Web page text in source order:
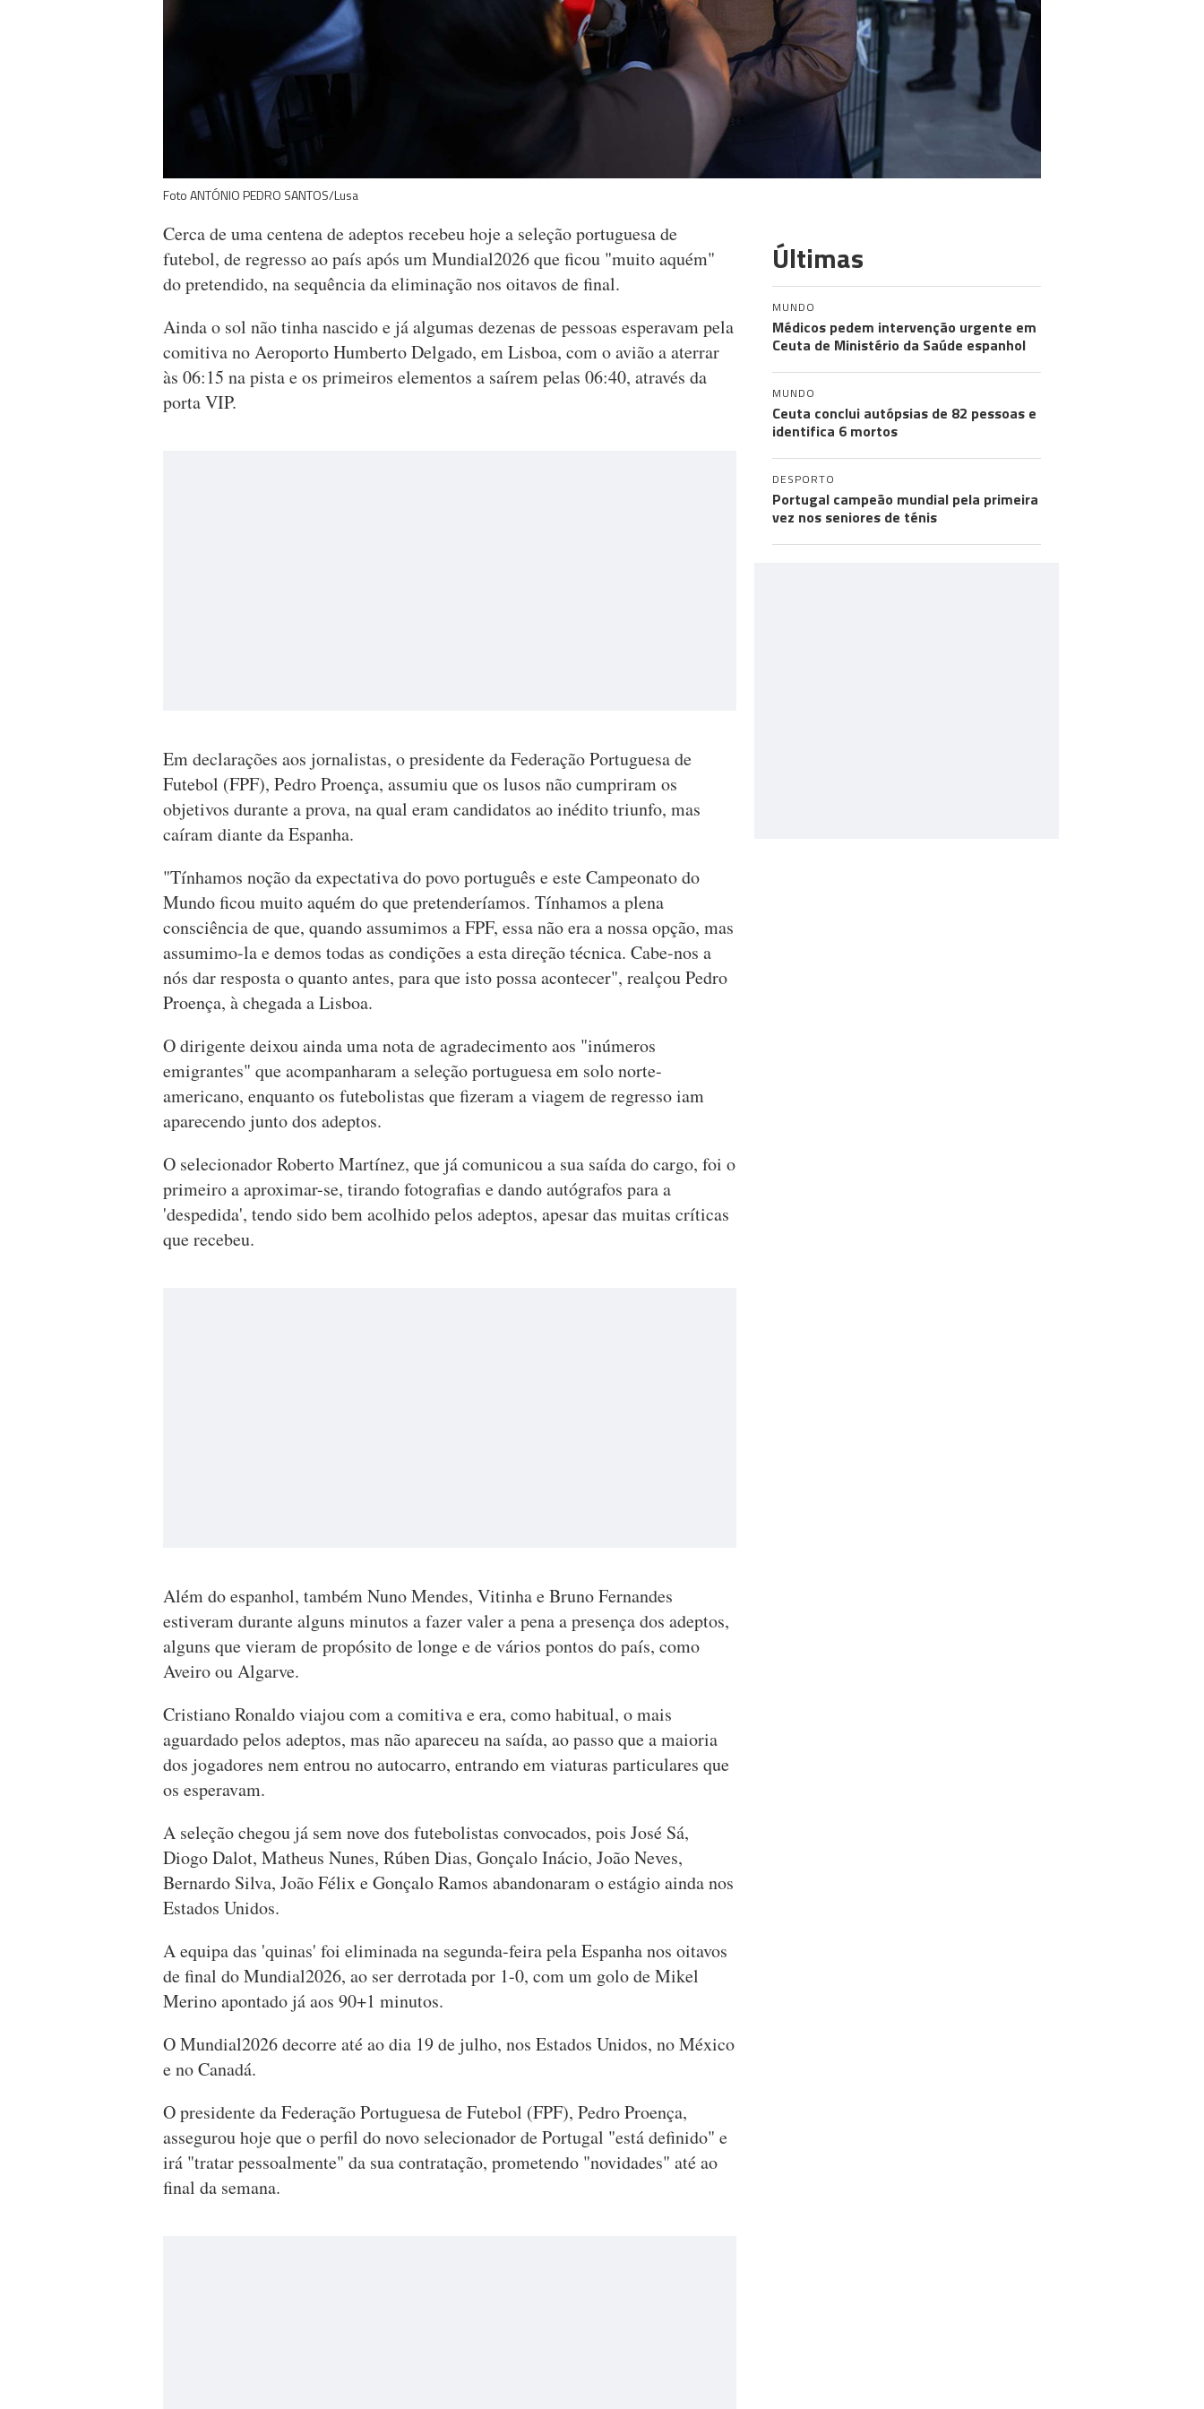
Foto ANTÓNIO PEDRO SANTOS/Lusa
Cerca de uma centena de adeptos recebeu hoje a seleção portuguesa de
futebol, de regresso ao país após um Mundial2026 que ficou "muito aquém"
do pretendido, na sequência da eliminação nos oitavos de final.
Ainda o sol não tinha nascido e já algumas dezenas de pessoas esperavam pela
comitiva no Aeroporto Humberto Delgado, em Lisboa, com o avião a aterrar
às 06:15 na pista e os primeiros elementos a saírem pelas 06:40, através da
porta VIP.
Em declarações aos jornalistas, o presidente da Federação Portuguesa de
Futebol (FPF), Pedro Proença, assumiu que os lusos não cumpriram os
objetivos durante a prova, na qual eram candidatos ao inédito triunfo, mas
caíram diante da Espanha.
"Tínhamos noção da expectativa do povo português e este Campeonato do
Mundo ficou muito aquém do que pretenderíamos. Tínhamos a plena
consciência de que, quando assumimos a FPF, essa não era a nossa opção, mas
assumimo-la e demos todas as condições a esta direção técnica. Cabe-nos a
nós dar resposta o quanto antes, para que isto possa acontecer", realçou Pedro
Proença, à chegada a Lisboa.
O dirigente deixou ainda uma nota de agradecimento aos "inúmeros
emigrantes" que acompanharam a seleção portuguesa em solo norte-
americano, enquanto os futebolistas que fizeram a viagem de regresso iam
aparecendo junto dos adeptos.
O selecionador Roberto Martínez, que já comunicou a sua saída do cargo, foi o
primeiro a aproximar-se, tirando fotografias e dando autógrafos para a
'despedida', tendo sido bem acolhido pelos adeptos, apesar das muitas críticas
que recebeu.
Além do espanhol, também Nuno Mendes, Vitinha e Bruno Fernandes
estiveram durante alguns minutos a fazer valer a pena a presença dos adeptos,
alguns que vieram de propósito de longe e de vários pontos do país, como
Aveiro ou Algarve.
Cristiano Ronaldo viajou com a comitiva e era, como habitual, o mais
aguardado pelos adeptos, mas não apareceu na saída, ao passo que a maioria
dos jogadores nem entrou no autocarro, entrando em viaturas particulares que
os esperavam.
A seleção chegou já sem nove dos futebolistas convocados, pois José Sá,
Diogo Dalot, Matheus Nunes, Rúben Dias, Gonçalo Inácio, João Neves,
Bernardo Silva, João Félix e Gonçalo Ramos abandonaram o estágio ainda nos
Estados Unidos.
A equipa das 'quinas' foi eliminada na segunda-feira pela Espanha nos oitavos
de final do Mundial2026, ao ser derrotada por 1-0, com um golo de Mikel
Merino apontado já aos 90+1 minutos.
O Mundial2026 decorre até ao dia 19 de julho, nos Estados Unidos, no México
e no Canadá.
O presidente da Federação Portuguesa de Futebol (FPF), Pedro Proença,
assegurou hoje que o perfil do novo selecionador de Portugal "está definido" e
irá "tratar pessoalmente" da sua contratação, prometendo "novidades" até ao
final da semana.
Últimas
MUNDO
Médicos pedem intervenção urgente em
Ceuta de Ministério da Saúde espanhol
MUNDO
Ceuta conclui autópsias de 82 pessoas e
identifica 6 mortos
DESPORTO
Portugal campeão mundial pela primeira
vez nos seniores de ténis